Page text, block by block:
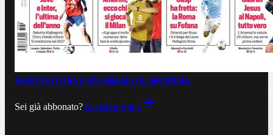
ABBONATI ORA A €0,99LEGGI IL GIORNALE
Sei già abbonato?Accedi e leggi